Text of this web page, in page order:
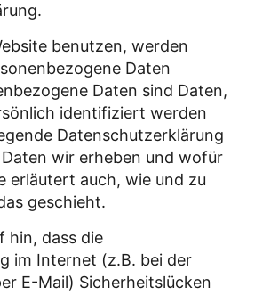
benutzen, werden
Daten
Daten sind Daten,
identifiziert werden
Datenschutzerklärung
wir erheben und wofür
erläutert auch, wie und zu
geschieht.
hin, dass die
im Internet (z.B. bei der
E-Mail) Sicherheitslücken